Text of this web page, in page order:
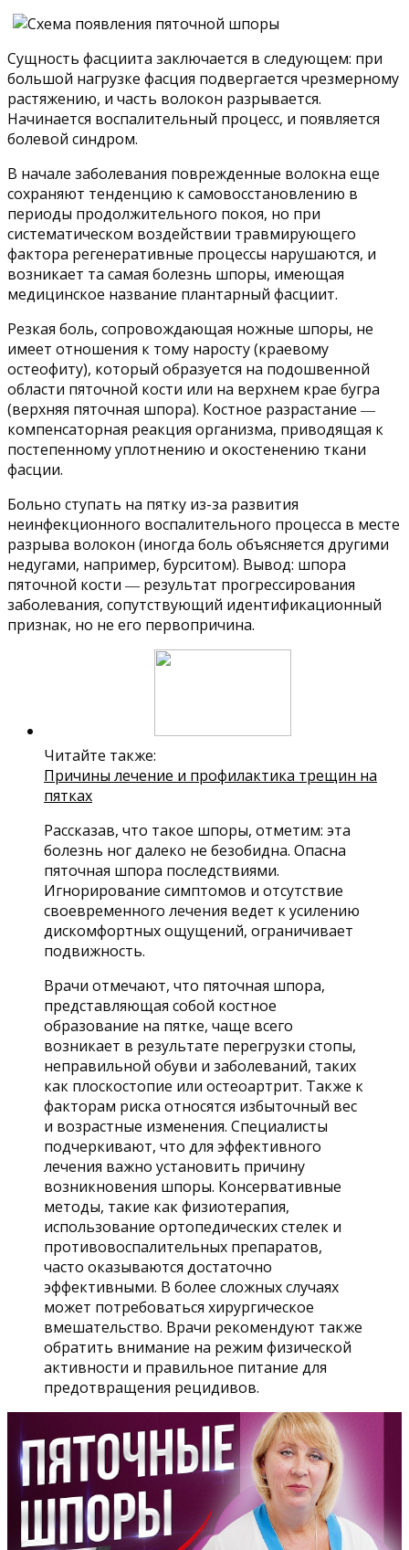
Сущность фасциита заключается в следующем: при
большой нагрузке фасция подвергается чрезмерному
растяжению, и часть волокон разрывается.
Начинается воспалительный процесс, и появляется
болевой синдром.
В начале заболевания поврежденные волокна еще
сохраняют тенденцию к самовосстановлению в
периоды продолжительного покоя, но при
систематическом воздействии травмирующего
фактора регенеративные процессы нарушаются, и
возникает та самая болезнь шпоры, имеющая
медицинское название плантарный фасциит.
Резкая боль, сопровождающая ножные шпоры, не
имеет отношения к тому наросту (краевому
остеофиту), который образуется на подошвенной
области пяточной кости или на верхнем крае бугра
(верхняя пяточная шпора). Костное разрастание ―
компенсаторная реакция организма, приводящая к
постепенному уплотнению и окостенению ткани
фасции.
Больно ступать на пятку из-за развития
неинфекционного воспалительного процесса в месте
разрыва волокон (иногда боль объясняется другими
недугами, например, бурситом). Вывод: шпора
пяточной кости ― результат прогрессирования
заболевания, сопутствующий идентификационный
признак, но не его первопричина.
Читайте также:
Причины лечение и профилактика трещин на
пятках
Рассказав, что такое шпоры, отметим: эта
болезнь ног далеко не безобидна. Опасна
пяточная шпора последствиями.
Игнорирование симптомов и отсутствие
своевременного лечения ведет к усилению
дискомфортных ощущений, ограничивает
подвижность.
Врачи отмечают, что пяточная шпора,
представляющая собой костное
образование на пятке, чаще всего
возникает в результате перегрузки стопы,
неправильной обуви и заболеваний, таких
как плоскостопие или остеоартрит. Также к
факторам риска относятся избыточный вес
и возрастные изменения. Специалисты
подчеркивают, что для эффективного
лечения важно установить причину
возникновения шпоры. Консервативные
методы, такие как физиотерапия,
использование ортопедических стелек и
противовоспалительных препаратов,
часто оказываются достаточно
эффективными. В более сложных случаях
может потребоваться хирургическое
вмешательство. Врачи рекомендуют также
обратить внимание на режим физической
активности и правильное питание для
предотвращения рецидивов.